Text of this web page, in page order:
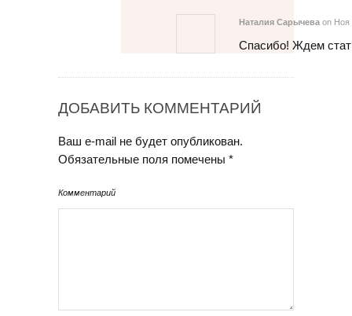
Наталия Сарычева on Ноя
Спасибо! Ждем
ДОБАВИТЬ КОММЕНТАРИЙ
Ваш e-mail не будет опубликован.
Обязательные поля помечены *
Комментарий